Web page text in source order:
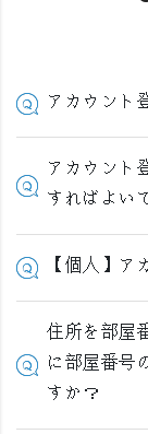
アカウント
アカウント
すればよい
【個人】
住所を部屋
に部屋番号
すか？